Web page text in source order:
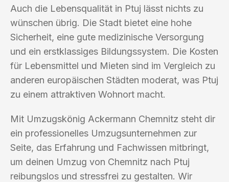
Auch die Lebensqualität in Ptuj lässt nichts zu
wünschen übrig. Die Stadt bietet eine hohe
Sicherheit, eine gute medizinische Versorgung
und ein erstklassiges Bildungssystem. Die Kosten
für Lebensmittel und Mieten sind im Vergleich zu
anderen europäischen Städten moderat, was Ptuj
zu einem attraktiven Wohnort macht.
Mit Umzugskönig Ackermann Chemnitz steht dir
ein professionelles Umzugsunternehmen zur
Seite, das Erfahrung und Fachwissen mitbringt,
um deinen Umzug von Chemnitz nach Ptuj
reibungslos und stressfrei zu gestalten. Wir